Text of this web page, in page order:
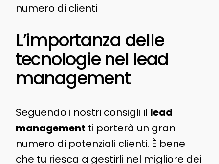
numero di clienti
L’importanza delle
tecnologie nel lead
management
Seguendo i nostri consigli il lead
management ti porterà un gran
numero di potenziali clienti. È bene
che tu riesca a gestirli nel migliore dei